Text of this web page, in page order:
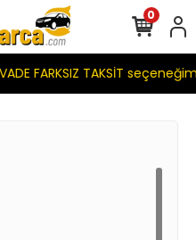
FARKSIZ TAKSİT
0